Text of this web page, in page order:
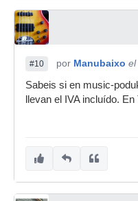
#10 por Manubaixo el
Sabeis si en music-
llevan el IVA incluído.